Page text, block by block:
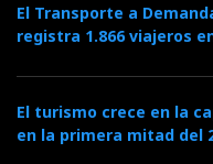
El Transporte a
registra 1.866 viajeros
El turismo crece en la
en la primera mitad del